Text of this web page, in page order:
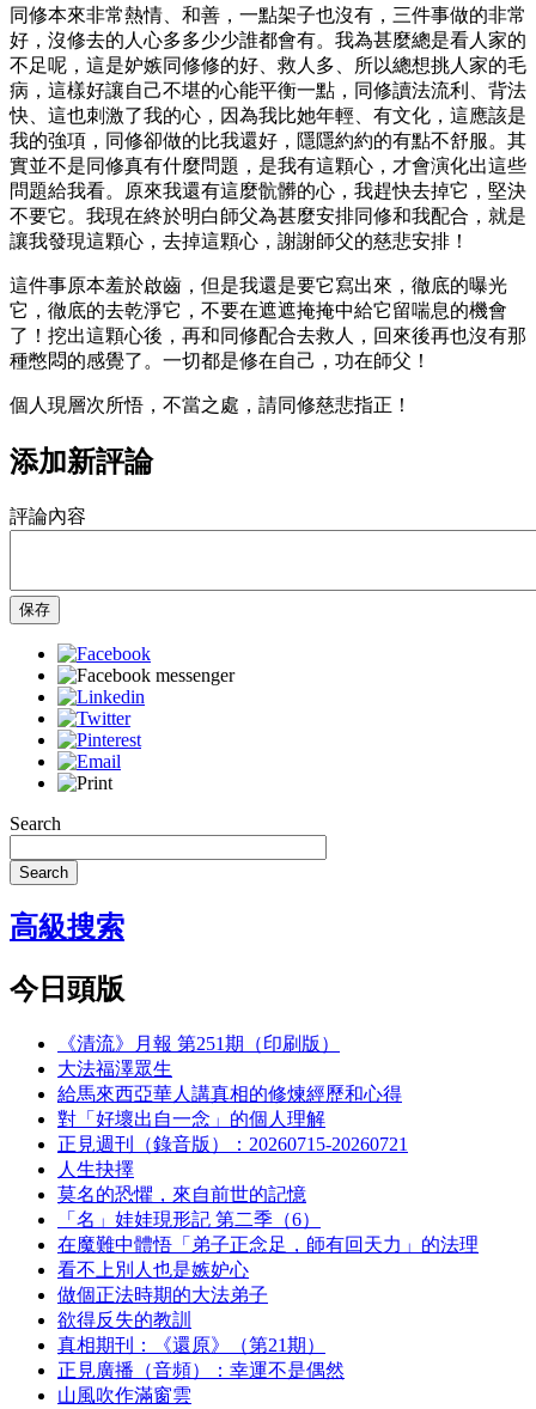
同修本來非常熱情、和善，一點架子也沒有，三件事做的非常
好，沒修去的人心多多少少誰都會有。我為甚麼總是看人家的
不足呢，這是妒嫉同修修的好、救人多、所以總想挑人家的毛
病，這樣好讓自己不堪的心能平衡一點，同修讀法流利、背法
快、這也刺激了我的心，因為我比她年輕、有文化，這應該是
我的強項，同修卻做的比我還好，隱隱約約的有點不舒服。其
實並不是同修真有什麼問題，是我有這顆心，才會演化出這些
問題給我看。原來我還有這麼骯髒的心，我趕快去掉它，堅決
不要它。我現在終於明白師父為甚麼安排同修和我配合，就是
讓我發現這顆心，去掉這顆心，謝謝師父的慈悲安排！
這件事原本羞於啟齒，但是我還是要它寫出來，徹底的曝光
它，徹底的去乾淨它，不要在遮遮掩掩中給它留喘息的機會
了！挖出這顆心後，再和同修配合去救人，回來後再也沒有那
種憋悶的感覺了。一切都是修在自己，功在師父！
個人現層次所悟，不當之處，請同修慈悲指正！
添加新評論
評論內容
保存
Search
Search
高級搜索
今日頭版
《清流》月報 第251期（印刷版）
大法福澤眾生
給馬來西亞華人講真相的修煉經歷和心得
對「好壞出自一念」的個人理解
正見週刊（錄音版）：20260715-20260721
人生抉擇
莫名的恐懼，來自前世的記憶
「名」娃娃現形記 第二季（6）
在魔難中體悟「弟子正念足，師有回天力」的法理
看不上別人也是嫉妒心
做個正法時期的大法弟子
欲得反失的教訓
真相期刊：《還原》（第21期）
正見廣播（音頻）：幸運不是偶然
山風吹作滿窗雲